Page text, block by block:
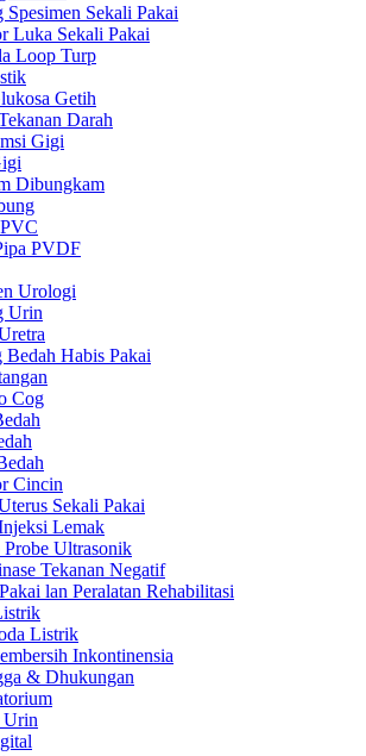
Spesimen Sekali Pakai
Luka Sekali Pakai
Loop Turp
Getih
Darah
Gigi
Dibungkam
PVDF
Urologi
Urin
Bedah Habis Pakai
Cog
Cincin
Sekali Pakai
Lemak
Probe Ultrasonik
Tekanan Negatif
lan Peralatan Rehabilitasi
Listrik
Inkontinensia
& Dhukungan
Urin